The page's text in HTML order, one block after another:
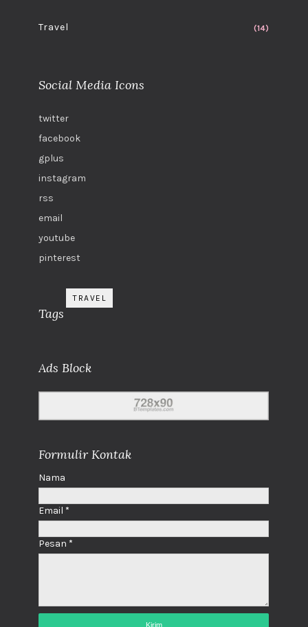
Travel (14)
Social Media Icons
twitter
facebook
gplus
instagram
rss
email
youtube
pinterest
Tags
TRAVEL
Ads Block
Formulir Kontak
Nama
Email *
Pesan *